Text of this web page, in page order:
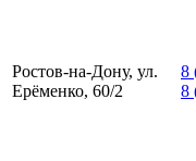
Ростов-на-Дону, ул.
Ерёменко, 60/2
8
8